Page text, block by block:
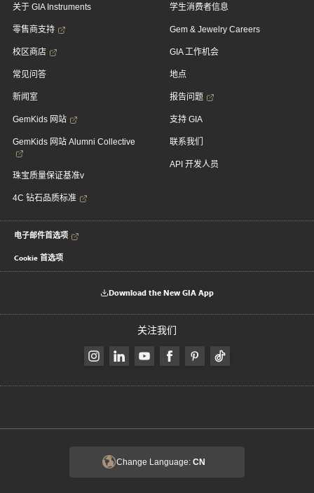
关于 GIA Instruments
零售商支持
校区商店
常见问答
新闻室
GemKids 网站
GemKids 网站 Alumni Collective
珠宝质量保证基准v
4C 钻石品质标准
学生消费者信息
Gem & Jewelry Careers
GIA 工作机会
地点
报告问题
支持 GIA
联系我们
API 开发人员
电子邮件首选项
Cookie 首选项
Download the New GIA App
关注我们
Change Language: CN